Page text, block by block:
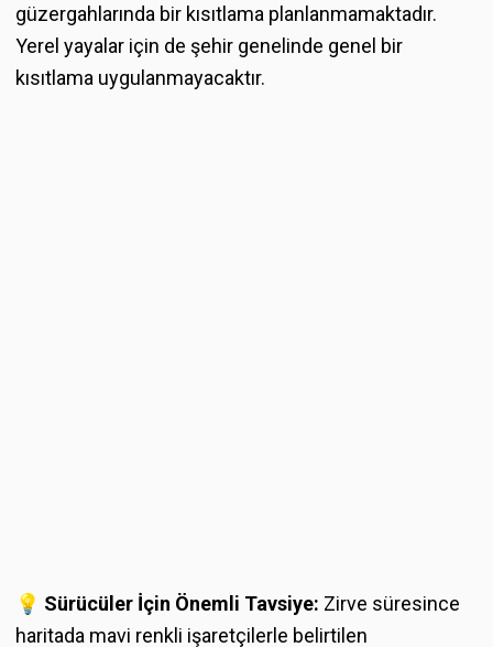
güzergahlarında bir kısıtlama planlanmamaktadır.
Yerel yayalar için de şehir genelinde genel bir
kısıtlama uygulanmayacaktır.
💡 Sürücüler İçin Önemli Tavsiye: Zirve süresince
haritada mavi renkli işaretçilerle belirtilen